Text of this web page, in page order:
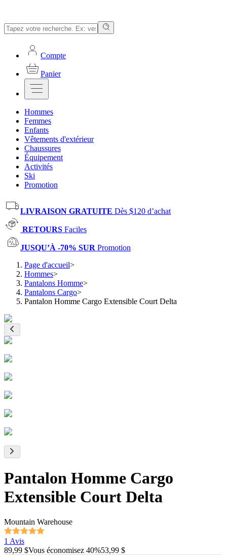
Compte
Panier
Hommes
Femmes
Enfants
Vêtements d'extérieur
Chaussures
Équipement
Activités
Ski
Promotion
LIVRAISON GRATUITE Dès $120 d’achat
RETOURS Faciles
JUSQU’À -70% SUR Promotion
Page d'accueil>
Hommes>
Pantalons Homme>
Pantalons Cargo>
Pantalon Homme Cargo Extensible Court Delta
Pantalon Homme Cargo
Extensible Court Delta
Mountain Warehouse
1 Avis
89,99 $Vous économisez 40%53,99 $